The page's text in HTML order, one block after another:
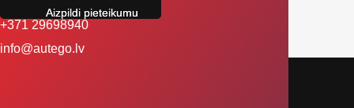
+371 29698940
info@autego.lv